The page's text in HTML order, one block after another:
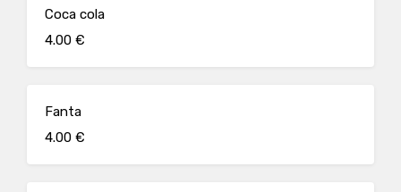
Coca cola
4.00 €
Fanta
4.00 €